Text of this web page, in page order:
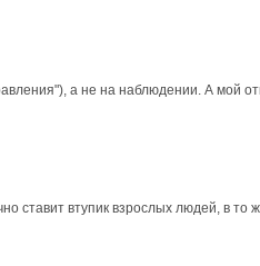
а не на наблюдении. А мой
ставит втупик взрослых людей, в то